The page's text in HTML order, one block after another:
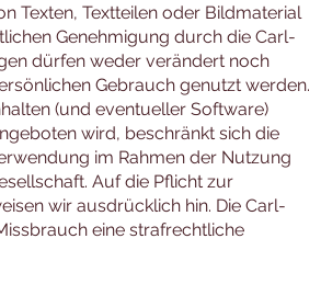
Texten, Textteilen oder Bildmaterial
Genehmigung durch die Carl-
dürfen weder verändert noch
Gebrauch genutzt werden.
(und eventueller Software)
wird, beschränkt sich die
im Rahmen der Nutzung
Auf die Pflicht zur
wir ausdrücklich hin. Die Carl-
eine strafrechtliche